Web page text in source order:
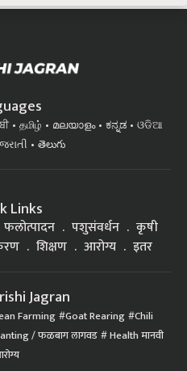
தமிழ் മലയാളം ಕನ್ನಡ
ଓଡିଆ
తెలుగు
Links
फलोत्पादन पशुसंवर्धन
कृषी
शिक्षण आरोग्य इतर
Jagran
Farming Goat Rearing Chili
/ फळबाग लागवड Health मानवी